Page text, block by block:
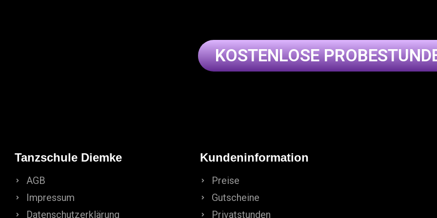
KOSTENLOSE
Tanzschule Diemke
AGB
Impressum
Datenschutzerklärung
Kundeninformation
Preise
Gutscheine
Privatstunden